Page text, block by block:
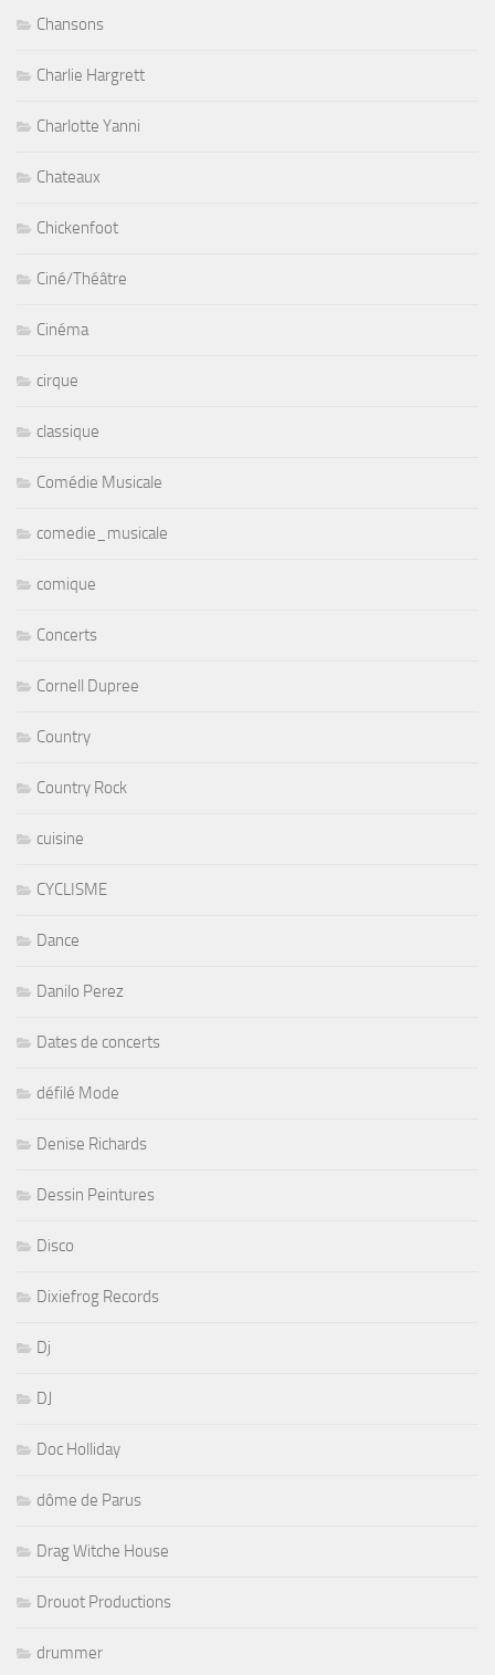
Chansons
Charlie Hargrett
Charlotte Yanni
Chateaux
Chickenfoot
Ciné/Théâtre
Cinéma
cirque
classique
Comédie Musicale
comedie_musicale
comique
Concerts
Cornell Dupree
Country
Country Rock
cuisine
CYCLISME
Dance
Danilo Perez
Dates de concerts
défilé Mode
Denise Richards
Dessin Peintures
Disco
Dixiefrog Records
Dj
DJ
Doc Holliday
dôme de Parus
Drag Witche House
Drouot Productions
drummer